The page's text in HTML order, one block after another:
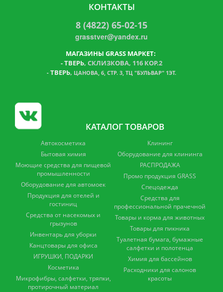
КОНТАКТЫ
8 (4822) 65-02-15
grasstver@yandex.ru
МАГАЗИНЫ GRASS МАРКЕТ:
-ТВЕРЬ, СКЛИЗКОВА, 116 КОР.2
- ТВЕРЬ, ЦАНОВА, 6, СТР. 3, ТЦ "БУЛЬВАР" 1ЭТ.
КАТАЛОГ ТОВАРОВ
Автокосметика
Бытовая химия
Моющие средства для пищевой
промышленности
Оборудование для автомоек
Продукция для отелей и
гостиниц
Средства от насекомых и
грызунов
Инвентарь для уборки
Канцтовары для офиса
ИГРУШКИ, ПОДАРКИ
Косметика
Микрофибры, салфетки, тряпки,
протирочный материал
Клининг
Оборудование для клининга
РАСПРОДАЖА
Промо продукция GRASS
Спецодежда
Средства для
профессиональной прачечной
Товары и корма для животных
Товары для пикника
Туалетная бумага, бумажные
салфетки и полотенца
Химия для бассейнов
Расходники для салонов
красоты